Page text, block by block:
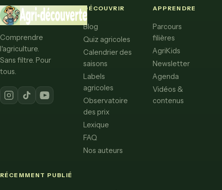
Comprendre
l'agriculture.
Sans filtre. Pour
tous.
DÉCOUVRIR
Blog
Quiz agricoles
Calendrier des
saisons
Labels
agricoles
Observatoire
des prix
Lexique
FAQ
Nos auteurs
APPRENDRE
Parcours
filières
AgriKids
Newsletter
Agenda
Vidéos &
contenus
RÉCEMMENT PUBLIÉ